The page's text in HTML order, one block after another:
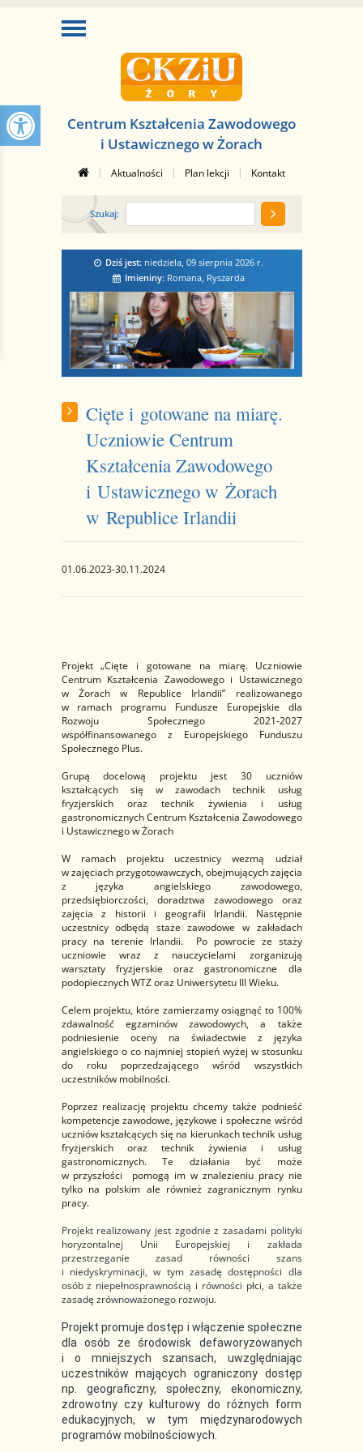
Centrum Kształcenia Zawodowego
i Ustawicznego w Żorach
| Aktualności | Plan lekcji | Kontakt
Szukaj:
Dziś jest: niedziela, 09 sierpnia 2026r.
Imieniny:Romana, Ryszarda
Cięte i gotowane na miarę.
Uczniowie Centrum
Kształcenia Zawodowego
i Ustawicznego w Żorach
w Republice Irlandii
01.06.2023-30.11.2024
Projekt „Cięte i gotowane na miarę. Uczniowie
Centrum Kształcenia Zawodowego i Ustawicznego
w Żorach w Republice Irlandii” realizowanego
w ramach programu Fundusze Europejskie dla
Rozwoju Społecznego 2021-2027
współfinansowanego z Europejskiego Funduszu
Społecznego Plus.
Grupą docelową projektu jest 30 uczniów
kształcących się w zawodach technik usług
fryzjerskich oraz technik żywienia i usług
gastronomicznych Centrum Kształcenia Zawodowego
i Ustawicznego w Żorach
W ramach projektu uczestnicy wezmą udział
w zajęciach przygotowawczych, obejmujących zajęcia
z języka angielskiego zawodowego,
przedsiębiorczości, doradztwa zawodowego oraz
zajęcia z historii i geografii Irlandii. Następnie
uczestnicy odbędą staże zawodowe w zakładach
pracy na terenie Irlandii. Po powrocie ze staży
uczniowie wraz z nauczycielami zorganizują
warsztaty fryzjerskie oraz gastronomiczne dla
podopiecznych WTZ oraz Uniwersytetu III Wieku.
Celem projektu, które zamierzamy osiągnąć to 100%
zdawalność egzaminów zawodowych, a także
podniesienie oceny na świadectwie z języka
angielskiego o co najmniej stopień wyżej w stosunku
do roku poprzedzającego wśród wszystkich
uczestników mobilności.
Poprzez realizację projektu chcemy także podnieść
kompetencje zawodowe, językowe i społeczne wśród
uczniów kształcących się na kierunkach technik usług
fryzjerskich oraz technik żywienia i usług
gastronomicznych. Te działania być może
w przyszłości pomogą im w znalezieniu pracy nie
tylko na polskim ale również zagranicznym rynku
pracy.
Projekt realizowany jest zgodnie z zasadami polityki
horyzontalnej Unii Europejskiej i zakłada
przestrzeganie zasad równości szans
i niedyskryminacji, w tym zasadę dostępności dla
osób z niepełnosprawnością i równości płci, a także
zasadę zrównoważonego rozwoju.
Projekt promuje dostęp i włączenie społeczne
dla osób ze środowisk defaworyzowanych
i o mniejszych szansach, uwzględniając
uczestników mających ograniczony dostęp
np. geograficzny, społeczny, ekonomiczny,
zdrowotny czy kulturowy do różnych form
edukacyjnych, w tym międzynarodowych
programów mobilnościowych.